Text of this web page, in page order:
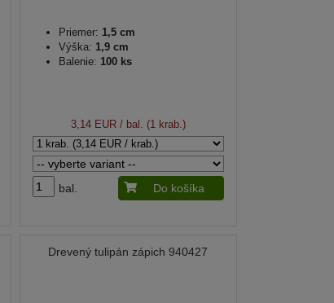
Priemer: 1,5 cm
Výška: 1,9 cm
Balenie: 100 ks
3,14 EUR/ bal. (1 krab.)
bal. Do košíka
Drevený tulipán zápich 940427